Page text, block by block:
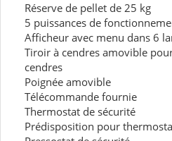
Réserve de pellet de 25 kg
5 puissances de
Afficheur avec menu dans 6
Tiroir à cendres amovible
cendres
Poignée amovible
Télécommande fournie
Thermostat de sécurité
Prédisposition pour